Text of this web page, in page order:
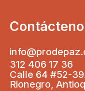
312 406 17 36
Calle 64 #52-
Rionegro,